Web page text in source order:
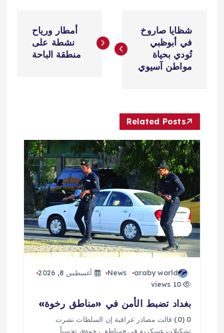
ص
م
ق
ت
شظايا صاروخ
في أبوظبي
تُودي بحياة
مواطن آسيوي
أمطار ورياح
نشطة على
منطقة الباحة
Related Posts
araby world
News
أغسطس 8, 2026
10 views
بغداد تضبط الأمن في «مناطق رخوة»
0 (0) قالت مصادر عراقية إن السلطات نشرت
تشكيلات عسكرية في «مناطق رخوة»، تحسباً